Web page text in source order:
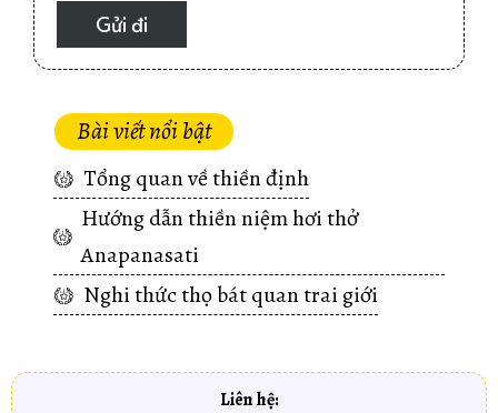
Bài viết nổi bật
Tổng quan về thiền định
Hướng dẫn thiền niệm hơi thở
Anapanasati
Nghi thức thọ bát quan trai giới
Liên hệ: